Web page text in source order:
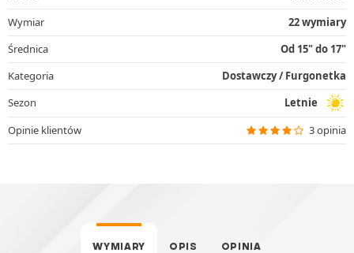
Wymiar
22 wymiary
Średnica
Od 15" do 17"
Kategoria
Dostawczy / Furgonetka
Sezon
Letnie
Opinie klientów
3 opinia
WYMIARY OPIS OPINIA